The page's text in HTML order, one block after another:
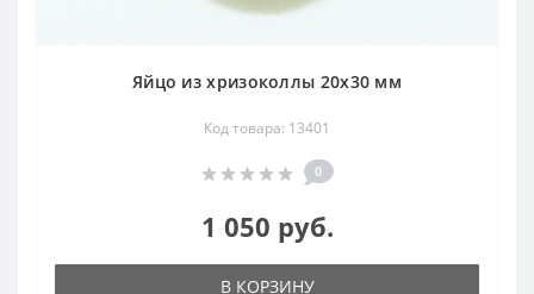
Яйцо из хризоколлы 20х30 мм
Код товара: 13401
0
1 050 руб.
В КОРЗИНУ